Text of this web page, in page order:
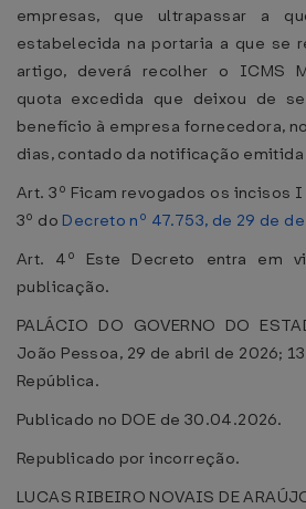
empresas, que ultrapassar a
estabelecida na portaria a que se
artigo, deverá recolher o ICMS
quota excedida que deixou de
benefício à empresa fornecedora,
dias, contado da notificação emitida
Art. 3º Ficam revogados os incisos
3º do Decreto nº 47.753, de 29 de
Art. 4º Este Decreto entra em
publicação.
PALÁCIO DO GOVERNO DO
João Pessoa, 29 de abril de 2026;
República.
Publicado no DOE de 30.04.2026.
Republicado por incorreção.
LUCAS RIBEIRO NOVAIS DE